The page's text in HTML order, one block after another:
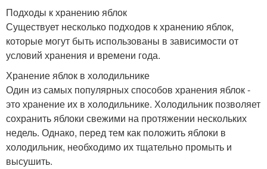
Подходы к хранению яблок
Существует несколько подходов к хранению яблок,
которые могут быть использованы в зависимости от
условий хранения и времени года.
Хранение яблок в холодильнике
Один из самых популярных способов хранения яблок -
это хранение их в холодильнике. Холодильник позволяет
сохранить яблоки свежими на протяжении нескольких
недель. Однако, перед тем как положить яблоки в
холодильник, необходимо их тщательно промыть и
высушить.